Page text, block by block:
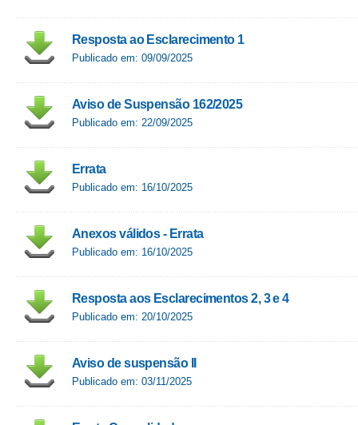
Resposta ao Esclarecimento 1
Publicado em: 09/09/2025
Aviso de Suspensão 162/2025
Publicado em: 22/09/2025
Errata
Publicado em: 16/10/2025
Anexos válidos - Errata
Publicado em: 16/10/2025
Resposta aos Esclarecimentos 2, 3 e 4
Publicado em: 20/10/2025
Aviso de suspensão II
Publicado em: 03/11/2025